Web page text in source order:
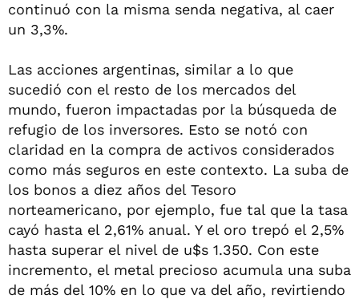
continuó con la misma senda negativa, al caer
un 3,3%.
Las acciones argentinas, similar a lo que
sucedió con el resto de los mercados del
mundo, fueron impactadas por la búsqueda de
refugio de los inversores. Esto se notó con
claridad en la compra de activos considerados
como más seguros en este contexto. La suba de
los bonos a diez años del Tesoro
norteamericano, por ejemplo, fue tal que la tasa
cayó hasta el 2,61% anual. Y el oro trepó el 2,5%
hasta superar el nivel de u$s 1.350. Con este
incremento, el metal precioso acumula una suba
de más del 10% en lo que va del año, revirtiendo